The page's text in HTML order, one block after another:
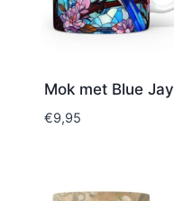
Mok met Blue Jay
€9,95